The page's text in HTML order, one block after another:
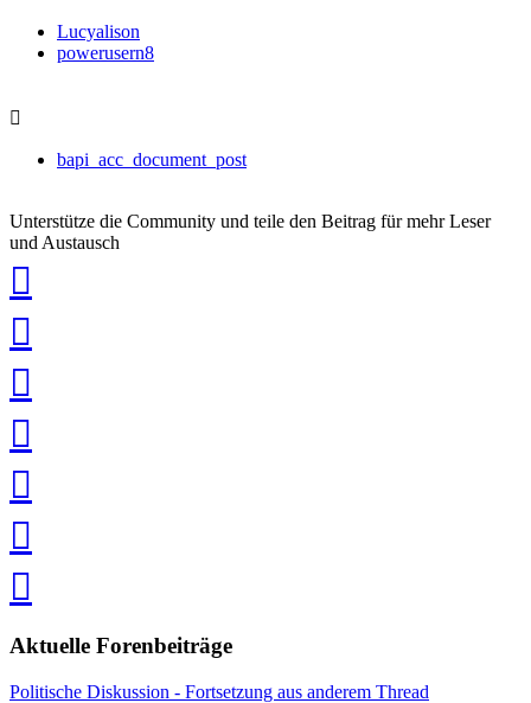
Lucyalison
powerusern8
bapi_acc_document_post
Unterstütze die Community und teile den Beitrag für mehr Leser
und Austausch
teilen
teilen
teilen
teilen
speichern
via
teilenteilen
Aktuelle Forenbeiträge
Politische Diskussion - Fortsetzung aus anderem Thread